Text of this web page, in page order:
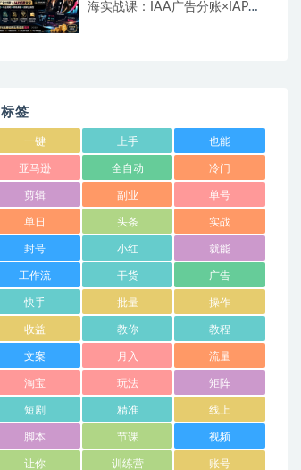
海实战课：IAA广告分账×IAP付
标签
一键 上手 也能
亚马逊 全自动 冷门
剪辑 副业 单号
单日 头条 实战
封号 小红 就能
工作流 干货 广告
快手 批量 操作
收益 教你 教程
文案 月入 流量
淘宝 玩法 矩阵
短剧 精准 线上
脚本 节课 视频
让你 训练营 账号